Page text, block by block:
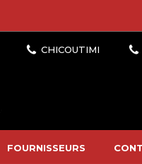
FOURNISSEURS